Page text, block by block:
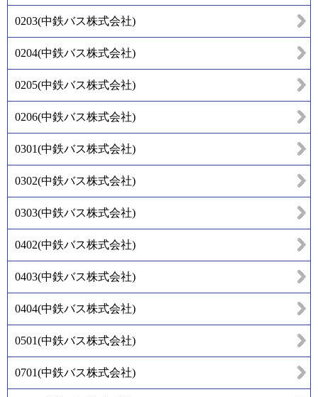
0203(中鉄バス株式会社)
0204(中鉄バス株式会社)
0205(中鉄バス株式会社)
0206(中鉄バス株式会社)
0301(中鉄バス株式会社)
0302(中鉄バス株式会社)
0303(中鉄バス株式会社)
0402(中鉄バス株式会社)
0403(中鉄バス株式会社)
0404(中鉄バス株式会社)
0501(中鉄バス株式会社)
0701(中鉄バス株式会社)